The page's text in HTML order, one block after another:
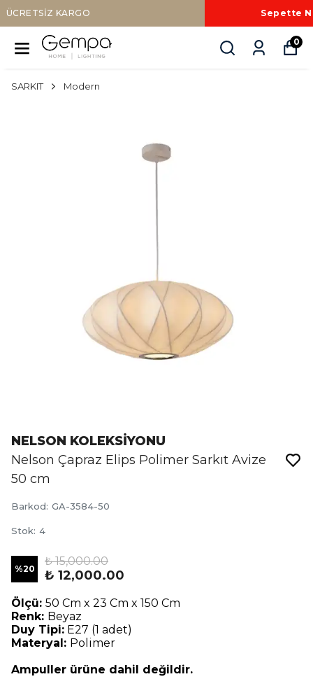
Sepette Nakit Ödemede Ek %10 İNDİRİM
0
SARKIT Modern
NELSON KOLEKSİYONU
Nelson Çapraz Elips Polimer Sarkıt Avize
50 cm
Barkod: GA-3584-50
Stok: 4
%20
₺ 15,000.00
₺ 12,000.00
Ölçü: 50 Cm x 23 Cm x 150 Cm
Renk: Beyaz
Duy Tipi: E27 (1 adet)
Materyal: Polimer
Ampuller ürüne dahil değildir.